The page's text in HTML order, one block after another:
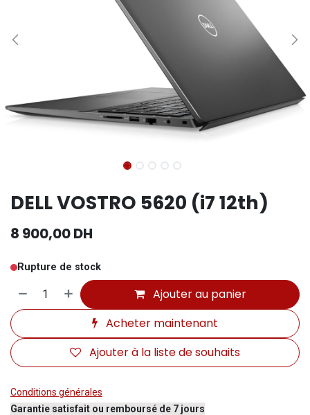
DELL VOSTRO 5620 (i7 12th)
8 900,00DH
Rupture de stock
Ajouter au panier
Acheter maintenant
Ajouter à la liste de souhaits
Conditions générales
Garantie satisfait ou remboursé de 7 jours